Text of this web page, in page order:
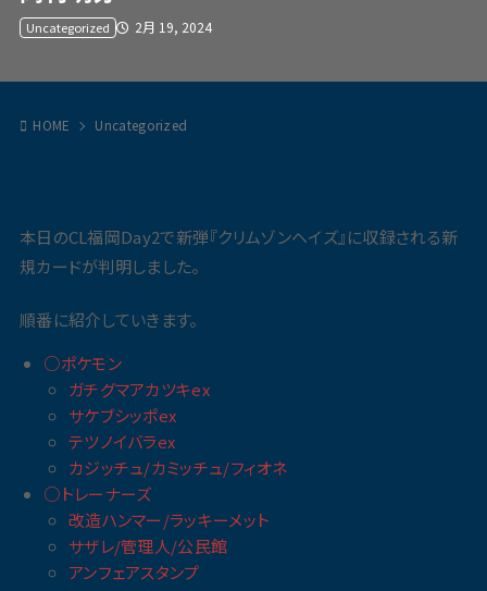
2月 19, 2024
Uncategorized
HOME Uncategorized
本日のCL福岡Day2で新弾『クリムゾンヘイズ』に収録される新
規カードが判明しました。
順番に紹介していきます。
○ポケモン
ガチグマアカツキex
サケブシッポex
テツノイバラex
カジッチュ/カミッチュ/フィオネ
○トレーナーズ
改造ハンマー/ラッキーメット
サザレ/管理人/公民館
アンフェアスタンプ